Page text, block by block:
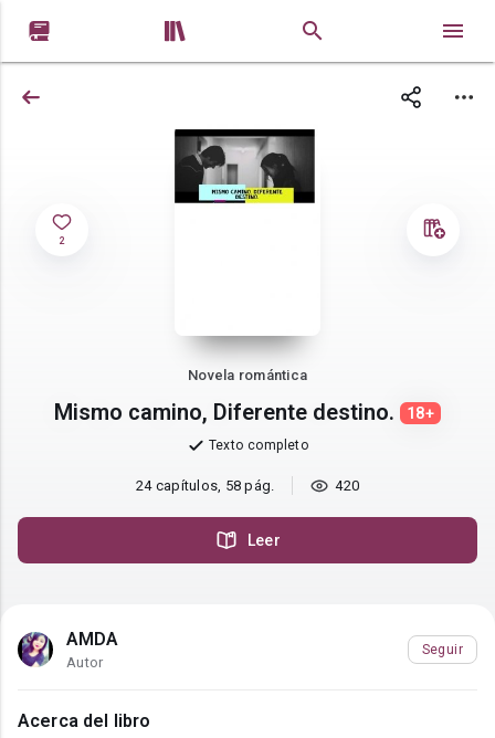
 
2
Novela romántica
Mismo camino, Diferente destino. 18+
Texto completo
24 capítulos, 58 pág. 420
Leer
AMDA
Autor
Seguir
Acerca del libro